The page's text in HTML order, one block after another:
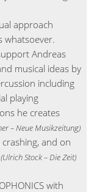
approach
whatsoever.
Andreas
musical ideas by
including
playing
he creates
– Neue Musikzeitung)
crashing, and on
(Ulrich Stock – Die Zeit)
with